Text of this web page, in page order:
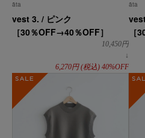
āta
vest 3. / ピンク
［30％OFF→40％OFF］
10,450円
↓
6,270円(税込) 40%OFF
āta
［